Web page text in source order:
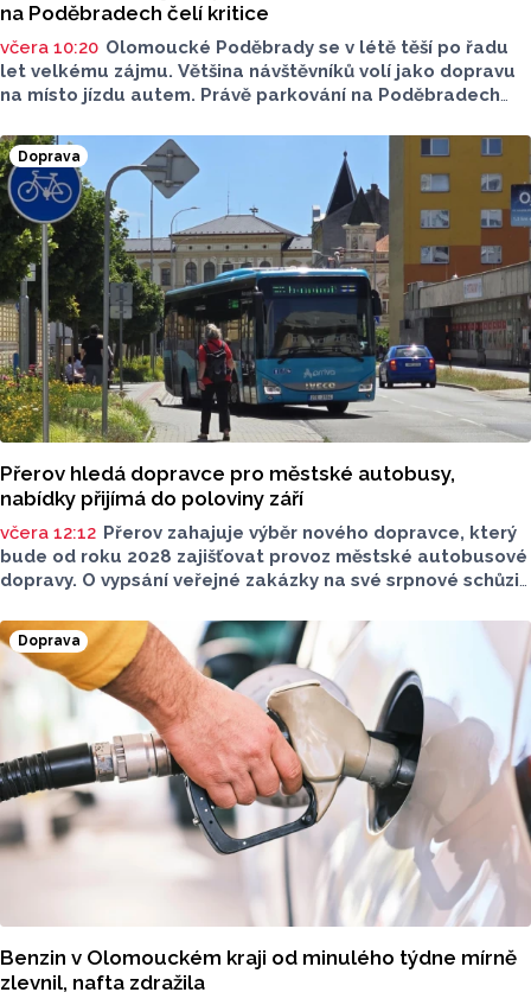
na Poděbradech čelí kritice
včera 10:20 Olomoucké Poděbrady se v létě těší po řadu
let velkému zájmu. Většina návštěvníků volí jako dopravu
na místo jízdu autem. Právě parkování na Poděbradech
Na konci června vznikla na Facebooku stránka s názvem
Poděbrady bez závor a nelegálního parkovného, která
upozorňuje na nevyhovujcí situaci s parkováním
u oblíbeného olomouckého letoviska. Za iniciativou stojí
zastupitel města Olomouce, na jeho přání nebudeme
uvádět jeho identitu.
Doprava
Přerov hledá dopravce pro městské autobusy,
nabídky přijímá do poloviny září
včera 12:12 Přerov zahajuje výběr nového dopravce, který
bude od roku 2028 zajišťovat provoz městské autobusové
dopravy. O vypsání veřejné zakázky na své srpnové schůzi
uzavřena na deset let a zajistí dopravní obslužnost města
nad rámec regionálních linek objednávaných Olomouckým
krajem.
Doprava
Benzin v Olomouckém kraji od minulého týdne mírně
zlevnil, nafta zdražila